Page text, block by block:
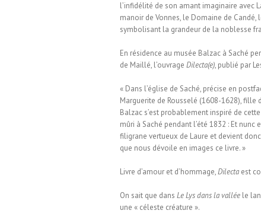
l’infidélité de son amant imaginaire avec
manoir de Vonnes, le Domaine de Candé,
symbolisant la grandeur de la noblesse
En résidence au musée Balzac à Saché
de Maillé, l’ouvrage Dilecta(e), publié par
« Dans l’église de Saché, précise en
Marguerite de Rousselé (1608-1628), fille
Balzac s’est probablement inspiré de
mûri à Saché pendant l’été 1832 : Et
filigrane vertueux de Laure et devient
que nous dévoile en images ce livre. »
Livre d’amour et d’hommage,Dilecta est
On sait que dans Le Lys dans la vallée le
une « céleste créature ».